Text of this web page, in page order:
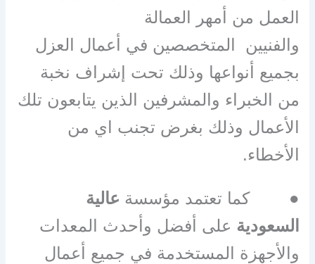
العمل من أمهر العمالة
والفنيين المتخصصين في أعمال العزل
بجميع أنواعها وذلك تحت إشراف نخبة
من الخبراء والمشرفين الذين يتابعون تلك
الأعمال وذلك بغرض تجنب اي من
الأخطاء.
●كما تعتمد مؤسسة عالية
السعودية على أفضل وأحدث المعدات
والأجهزة المستخدمة في جميع أعمال